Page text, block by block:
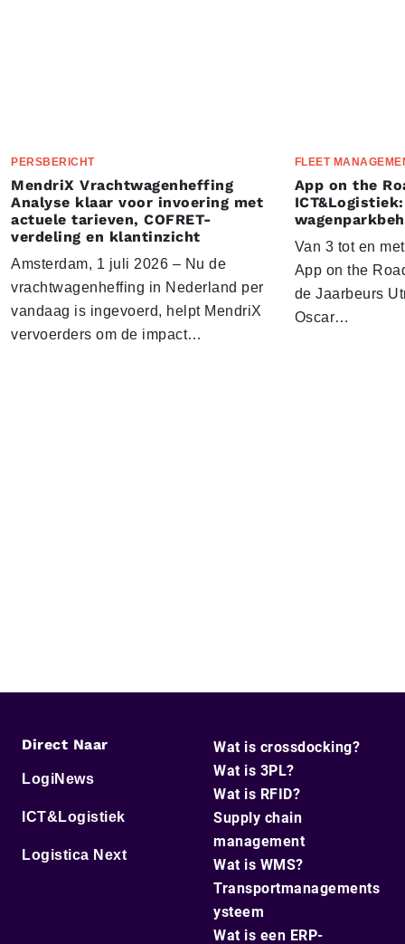
PERSBERICHT
MendriX Vrachtwagenheffing
Analyse klaar voor invoering met
actuele tarieven, COFRET-
verdeling en klantinzicht
Amsterdam, 1 juli 2026 – Nu de
vrachtwagenheffing in Nederland per
vandaag is ingevoerd, helpt MendriX
vervoerders om de impact…
FLEET
App on the
Van 3 tot en
App on the
de Jaarbeurs
Oscar…
Direct Naar
LogiNews
ICT&Logistiek
Logistica Next
Wat is crossdocking?
Wat is 3PL?
Wat is RFID?
Supply chain
management
Wat is WMS?
Transportmanagements
ysteem
Wat is een ERP-